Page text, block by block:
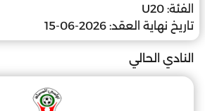
الفئة: U20
تاريخ نهاية العقد: 2026-06-15
النادي الحالي